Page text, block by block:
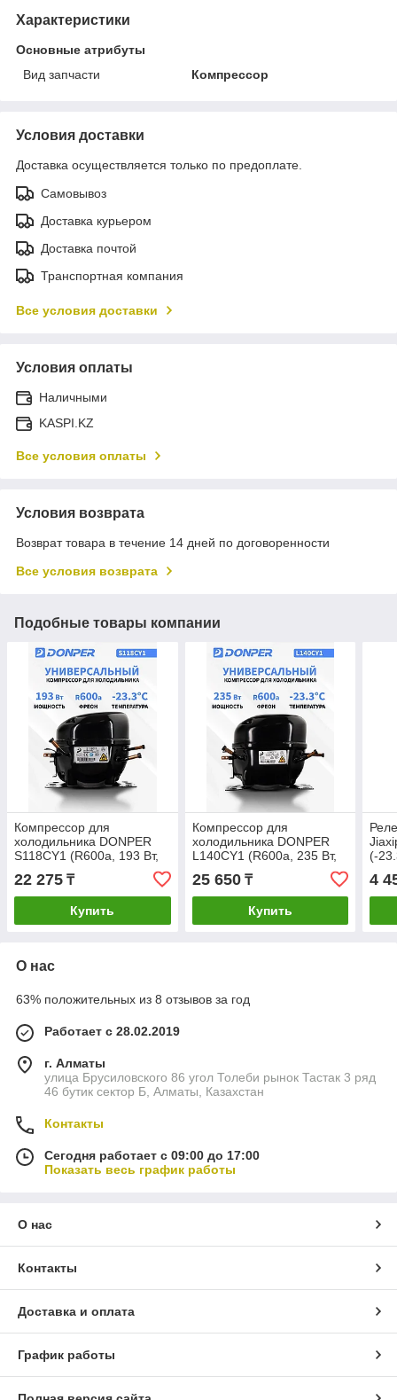
Характеристики
Основные атрибуты
Вид запчасти
Компрессор
Условия доставки
Доставка осуществляется только по предоплате.
Самовывоз
Доставка курьером
Доставка почтой
Транспортная компания
Все условия доставки
Условия оплаты
Наличными
KASPI.KZ
Все условия оплаты
Условия возврата
Возврат товара в течение 14 дней по договоренности
Все условия возврата
Подобные товары компании
Компрессор для
холодильника DONPER
S118CY1 (R600a, 193 Вт,
22 275 ₸
Купить
Компрессор для
холодильника DONPER
L140CY1 (R600a, 235 Вт,
25 650₸
Купить
(-
4
О нас
63% положительных из 8 отзывов за год
Работает с 28.02.2019
г. Алматы
улица Брусиловского 86 угол Толеби рынок Тастак 3 ряд
46 бутик сектор Б, Алматы, Казахстан
Контакты
Сегодня работает с 09:00 до 17:00
Показать весь график работы
О нас
Контакты
Доставка и оплата
График работы